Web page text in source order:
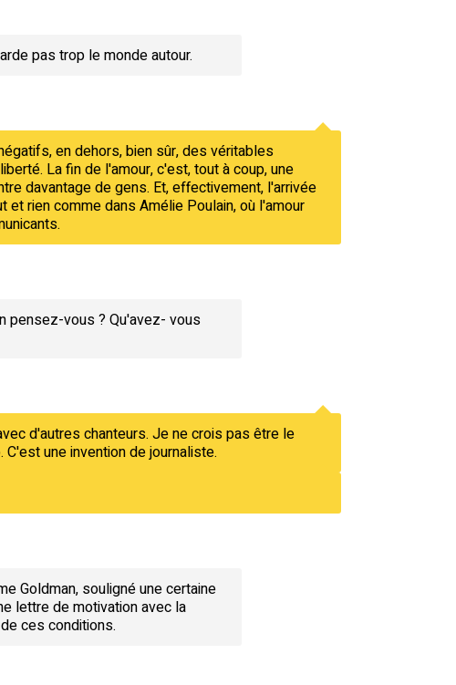
pas trop le monde autour.
en dehors, bien sûr, des véritables
La fin de l'amour, c'est, tout à coup, une
davantage de gens. Et, effectivement, l'arrivée
rien comme dans Amélie Poulain, où l'amour
pensez-vous ? Qu'avez- vous
d'autres chanteurs. Je ne crois pas être le
C'est une invention de journaliste.
Goldman, souligné une certaine
lettre de motivation avec la
ces conditions.